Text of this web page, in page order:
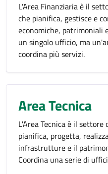
L'Area Finanziaria è il
che pianifica, gestisce e
economiche, patrimoniali
un singolo ufficio, ma
coordina più servizi.
Area Tecnica
L'Area Tecnica è il
pianifica, progetta,
infrastrutture e il
Coordina una serie di